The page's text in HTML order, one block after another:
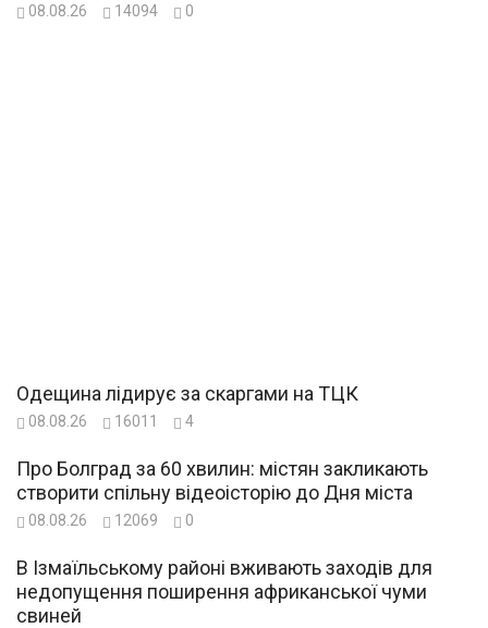
08.08.26 14094 0
Одещина лідирує за скаргами на ТЦК
08.08.26 16011 4
Про Болград за 60 хвилин: містян закликають
створити спільну відеоісторію до Дня міста
08.08.26 12069 0
В Ізмаїльському районі вживають заходів для
недопущення поширення африканської чуми
свиней